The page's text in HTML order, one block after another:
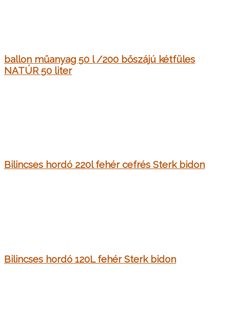
ballon műanyag 50 l /200 bőszájú kétfüles
NATÚR 50 liter
Bilincses hordó 220l fehér cefrés Sterk bidon
Bilincses hordó 120L fehér Sterk bidon